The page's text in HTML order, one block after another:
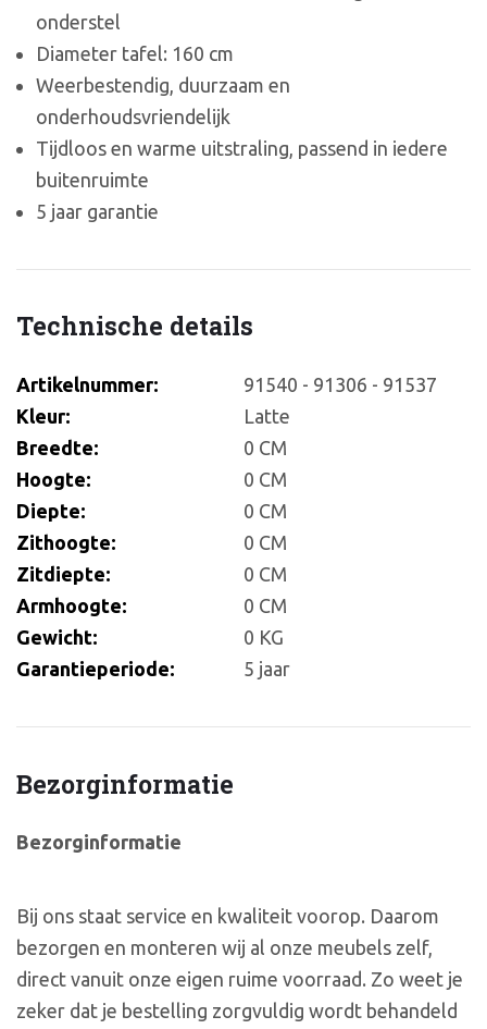
onderstel
Diameter tafel: 160 cm
Weerbestendig, duurzaam en
onderhoudsvriendelijk
Tijdloos en warme uitstraling, passend in iedere
buitenruimte
5 jaar garantie
Technische details
Artikelnummer:
91540 - 91306 - 91537
Kleur:
Latte
Breedte:
0 CM
Hoogte:
0 CM
Diepte:
0 CM
Zithoogte:
0 CM
Zitdiepte:
0 CM
Armhoogte:
0 CM
Gewicht:
0 KG
Garantieperiode:
5 jaar
Bezorginformatie
Bezorginformatie
Bij ons staat service en kwaliteit voorop. Daarom
bezorgen en monteren wij al onze meubels zelf,
direct vanuit onze eigen ruime voorraad. Zo weet je
zeker dat je bestelling zorgvuldig wordt behandeld